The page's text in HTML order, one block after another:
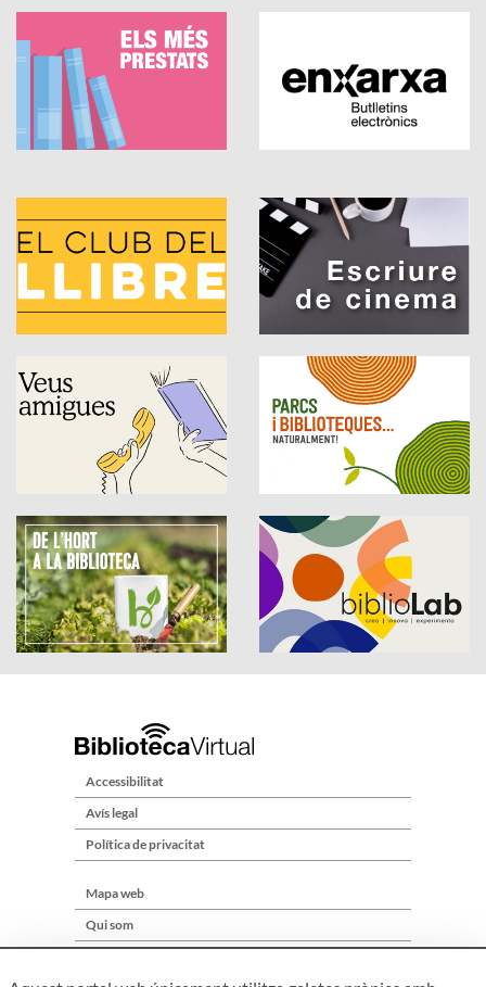
Accessibilitat
Avís legal
Política de privacitat
Mapa web
Qui som